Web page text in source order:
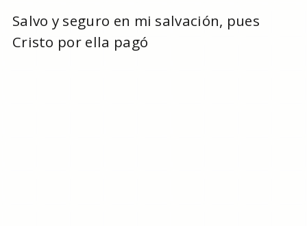
Salvo y seguro en mi salvación, pues
Cristo por ella pagó